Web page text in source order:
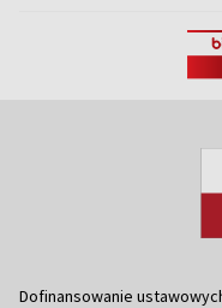
Dofinansowanie